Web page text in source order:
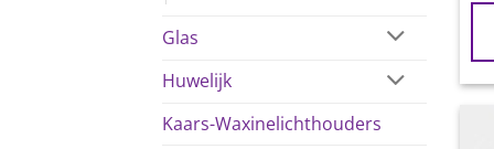
Glas
Huwelijk
Kaars-Waxinelichthouders